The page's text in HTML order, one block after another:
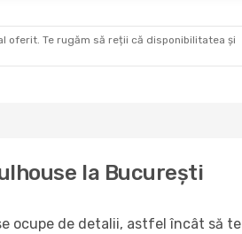
oferit. Te rugăm să reții că disponibilitatea și
la București
ocupe de detalii, astfel încât să te